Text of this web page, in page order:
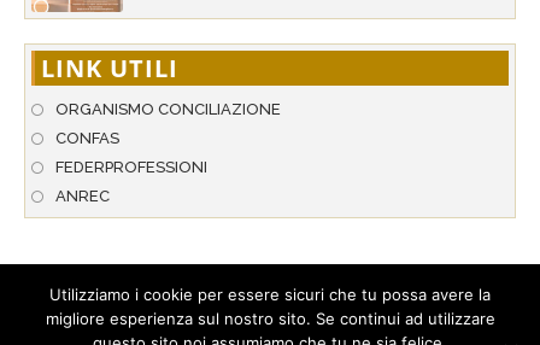
LINK UTILI
ORGANISMO CONCILIAZIONE
CONFAS
FEDERPROFESSIONI
ANREC
© 2026 A.N.P.A.R. - Associazione Nazionale per l’Arbitrato & la
Utilizziamo i cookie per essere sicuri che tu possa avere la
migliore esperienza sul nostro sito. Se continui ad utilizzare